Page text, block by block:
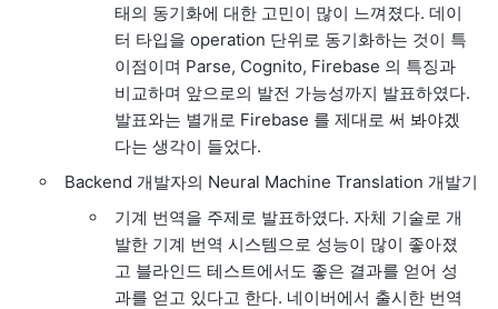
태의 동기화에 대한 고민이 많이 느껴졌다. 데이
터 타입을 operation 단위로 동기화하는 것이 특
이점이며 Parse, Cognito, Firebase 의 특징과
비교하며 앞으로의 발전 가능성까지 발표하였다.
발표와는 별개로 Firebase 를 제대로 써 봐야겠
다는 생각이 들었다.
Backend 개발자의 Neural Machine Translation 개발기
기계 번역을 주제로 발표하였다. 자체 기술로 개
발한 기계 번역 시스템으로 성능이 많이 좋아졌
고 블라인드 테스트에서도 좋은 결과를 얻어 성
과를 얻고 있다고 한다. 네이버에서 출시한 번역